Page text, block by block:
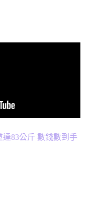
達83公斤 數錢數到手